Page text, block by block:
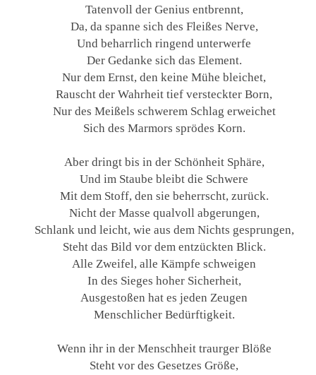
Tatenvoll der Genius entbrennt,
Da, da spanne sich des Fleißes Nerve,
Und beharrlich ringend unterwerfe
Der Gedanke sich das Element.
Nur dem Ernst, den keine Mühe bleichet,
Rauscht der Wahrheit tief versteckter Born,
Nur des Meißels schwerem Schlag erweichet
Sich des Marmors sprödes Korn.
Aber dringt bis in der Schönheit Sphäre,
Und im Staube bleibt die Schwere
Mit dem Stoff, den sie beherrscht, zurück.
Nicht der Masse qualvoll abgerungen,
Schlank und leicht, wie aus dem Nichts gesprungen,
Steht das Bild vor dem entzückten Blick.
Alle Zweifel, alle Kämpfe schweigen
In des Sieges hoher Sicherheit,
Ausgestoßen hat es jeden Zeugen
Menschlicher Bedürftigkeit.
Wenn ihr in der Menschheit traurger Blöße
Steht vor des Gesetzes Größe,